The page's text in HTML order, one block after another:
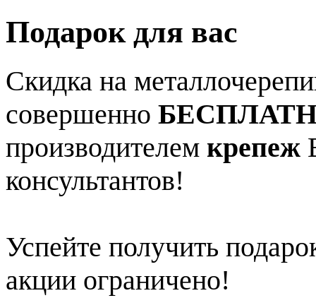
Подарок для вас
Скидка на
совершенно
производителем крепеж
консультантов!
Успейте получить
акции ограничено!